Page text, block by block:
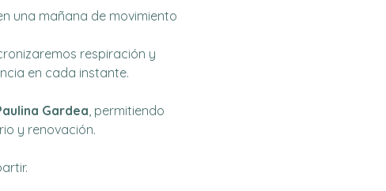
una mañana de movimiento
respiración y
en cada instante.
Gardea , permitiendo
y renovación.